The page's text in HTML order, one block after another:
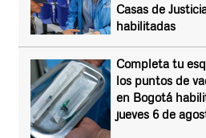
Casas de
habilitadas
Completa tu
los puntos de
en Bogotá
jueves 6 de